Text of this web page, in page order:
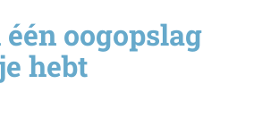
oogopslag
hebt